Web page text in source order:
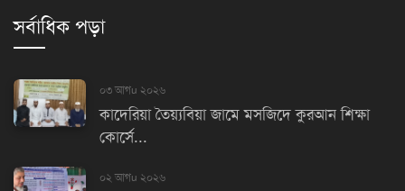
সর্বাধিক পড়া
০৩ আগu ২০২৬
কাদেরিয়া তৈয়্যবিয়া জামে মসজিদে কুরআন শিক্ষা
কোর্সে...
০২ আগu ২০২৬